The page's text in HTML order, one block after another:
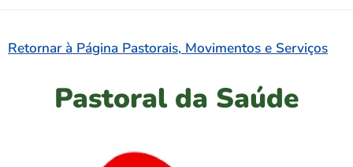
Retornar à Página Pastorais, Movimentos e Serviços
Pastoral da Saúde